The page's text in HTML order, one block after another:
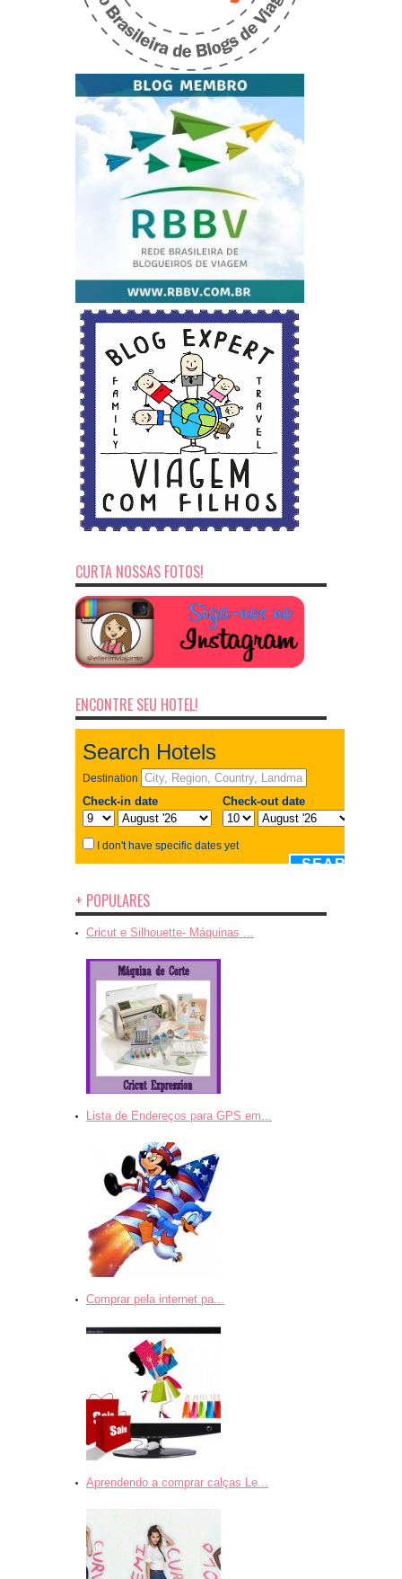
CURTA NOSSAS FOTOS!
ENCONTRE SEU HOTEL!
+ POPULARES
Cricut e Silhouette- Máquinas ...
Lista de Endereços para GPS em...
Comprar pela internet pa...
Aprendendo a comprar calças Le...